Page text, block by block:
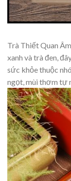
Trà Thiết Quan
xanh và trà đen,
sức khỏe thuộc
ngọt, mùi thơm tự